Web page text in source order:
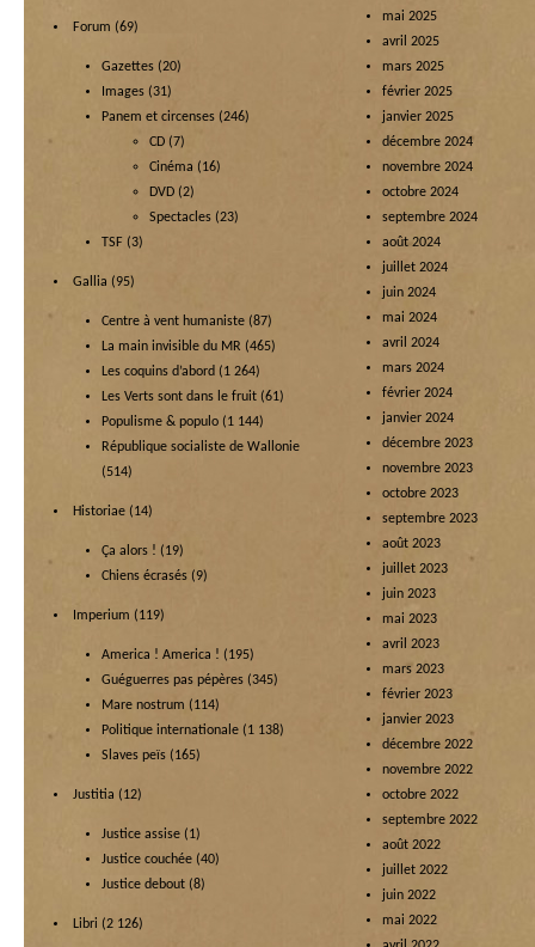
Forum (69)
Gazettes (20)
Images (31)
Panem et circenses (246)
CD (7)
Cinéma (16)
DVD (2)
Spectacles (23)
TSF (3)
Gallia (95)
Centre à vent humaniste (87)
La main invisible du MR (465)
Les coquins d’abord (1 264)
Les Verts sont dans le fruit (61)
Populisme & populo (1 144)
République socialiste de Wallonie
(514)
Historiae (14)
Ça alors ! (19)
Chiens écrasés (9)
Imperium (119)
America ! America ! (195)
Guéguerres pas pépères (345)
Mare nostrum (114)
Politique internationale (1 138)
Slaves peïs (165)
Justitia (12)
Justice assise (1)
Justice couchée (40)
Justice debout (8)
Libri (2 126)
mai 2025
avril 2025
mars 2025
février 2025
janvier 2025
décembre 2024
novembre 2024
octobre 2024
septembre 2024
août 2024
juillet 2024
juin 2024
mai 2024
avril 2024
mars 2024
février 2024
janvier 2024
décembre 2023
novembre 2023
octobre 2023
septembre 2023
août 2023
juillet 2023
juin 2023
mai 2023
avril 2023
mars 2023
février 2023
janvier 2023
décembre 2022
novembre 2022
octobre 2022
septembre 2022
août 2022
juillet 2022
juin 2022
mai 2022